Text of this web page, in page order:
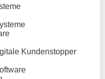
Kundenstopper